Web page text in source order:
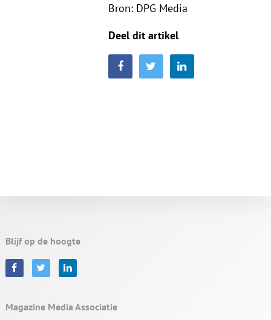
Bron: DPG Media
Deel dit artikel
Blijf op de hoogte
Magazine Media Associatie